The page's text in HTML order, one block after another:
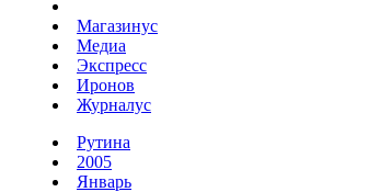
Магазинус
Медиа
Экспресс
Иронов
Журналус
Рутина
2005
Январь